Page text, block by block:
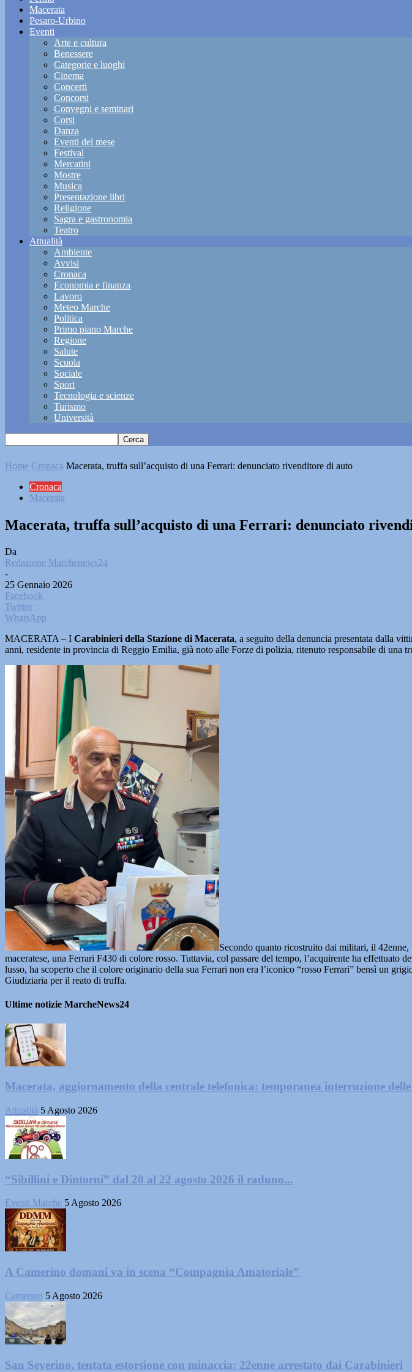
Macerata
Pesaro-Urbino
Eventi
Arte e cultura
Benessere
Categorie e luoghi
Cinema
Concerti
Concorsi
Convegni e seminari
Corsi
Danza
Eventi del mese
Festival
Mercatini
Mostre
Musica
Presentazione libri
Religione
Sagra e gastronomia
Teatro
Attualità
Ambiente
Avvisi
Cronaca
Economia e finanza
Lavoro
Meteo Marche
Politica
Primo piano Marche
Regione
Salute
Scuola
Sociale
Sport
Tecnologia e scienze
Turismo
Università
Home Cronaca Macerata, truffa sull’acquisto di una Ferrari: denunciato rivenditore di auto
Cronaca
Macerata
Macerata, truffa sull’acquisto di una Ferrari: denunciato
Da
Redazione Marchenews24
-
25 Gennaio 2026
Facebook
Twitter
WhatsApp
MACERATA – I Carabinieri della Stazione di Macerata, a seguito della denuncia presentata dalla
anni, residente in provincia di Reggio Emilia, già noto alle Forze di polizia, ritenuto responsabile di una
Secondo quanto ricostruito dai militari, il
maceratese, una Ferrari F430 di colore rosso. Tuttavia, col passare del tempo, l’acquirente ha
lusso, ha scoperto che il colore originario della sua Ferrari non era l’iconico “rosso Ferrari” bensì un
Giudiziaria per il reato di truffa.
Ultime notizie MarcheNews24
Macerata, aggiornamento della centrale telefonica: temporanea interruzione
Attualità 5 Agosto 2026
“Sibillini e Dintorni” dal 20 al 22 agosto 2026 il raduno...
Eventi Marche 5 Agosto 2026
A Camerino domani va in scena “Compagnia Amatoriale”
Camerino 5 Agosto 2026
San Severino, tentata estorsione con minaccia: 22enne arrestato dai Carabinieri